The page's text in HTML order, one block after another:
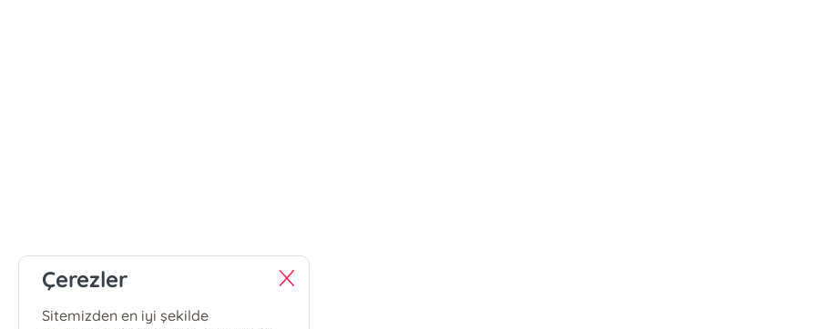
Çerezler
Sitemizden en iyi şekilde